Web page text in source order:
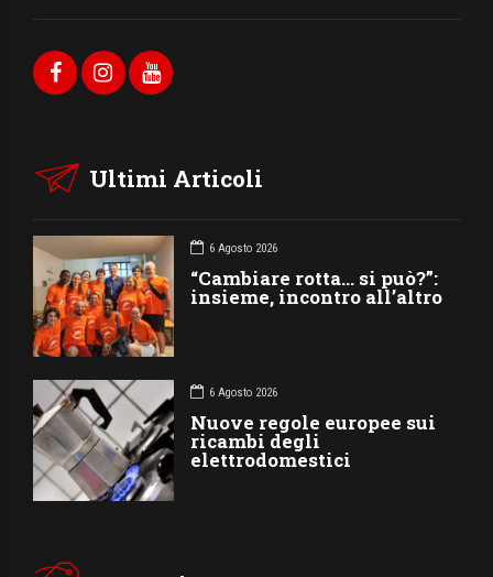
Ultimi Articoli
6 Agosto 2026
“Cambiare rotta… si può?”:
insieme, incontro all’altro
6 Agosto 2026
Nuove regole europee sui
ricambi degli
elettrodomestici